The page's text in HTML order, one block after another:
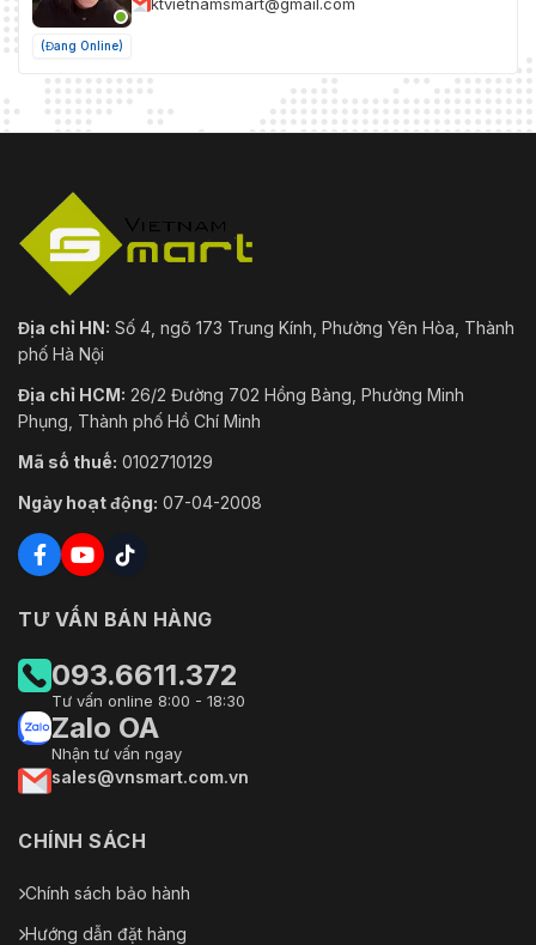
(Đang Online)
Địa chỉ HN: Số 4, ngõ 173 Trung Kính, Phường Yên Hòa, Thành
phố Hà Nội
Địa chỉ HCM: 26/2 Đường 702 Hồng Bàng, Phường Minh
Phụng, Thành phố Hồ Chí Minh
Mã số thuế: 0102710129
Ngày hoạt động: 07-04-2008
TƯ VẤN BÁN HÀNG
093.6611.372
Tư vấn online 8:00 - 18:30
Zalo OA
Nhận tư vấn ngay
sales@vnsmart.com.vn
CHÍNH SÁCH
Chính sách bảo hành
Hướng dẫn đặt hàng